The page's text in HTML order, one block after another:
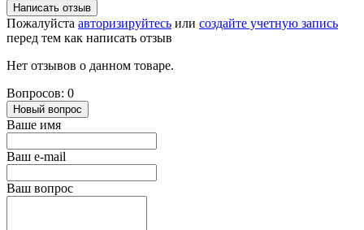
Написать отзыв
Пожалуйста авторизируйтесь или создайте учетную запись
перед тем как написать отзыв
Нет отзывов о данном товаре.
Вопросов: 0
Новый вопрос
Ваше имя
Ваш e-mail
Ваш вопрос